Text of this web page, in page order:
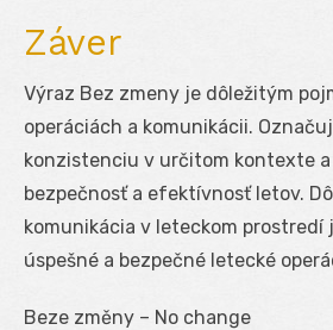
Záver
Výraz Bez zmeny je dôležitým
operáciách a komunikácii.
konzistenciu v určitom kontexte
bezpečnosť a efektívnosť letov.
komunikácia v leteckom
úspešné a bezpečné letecké
Beze změny – No change